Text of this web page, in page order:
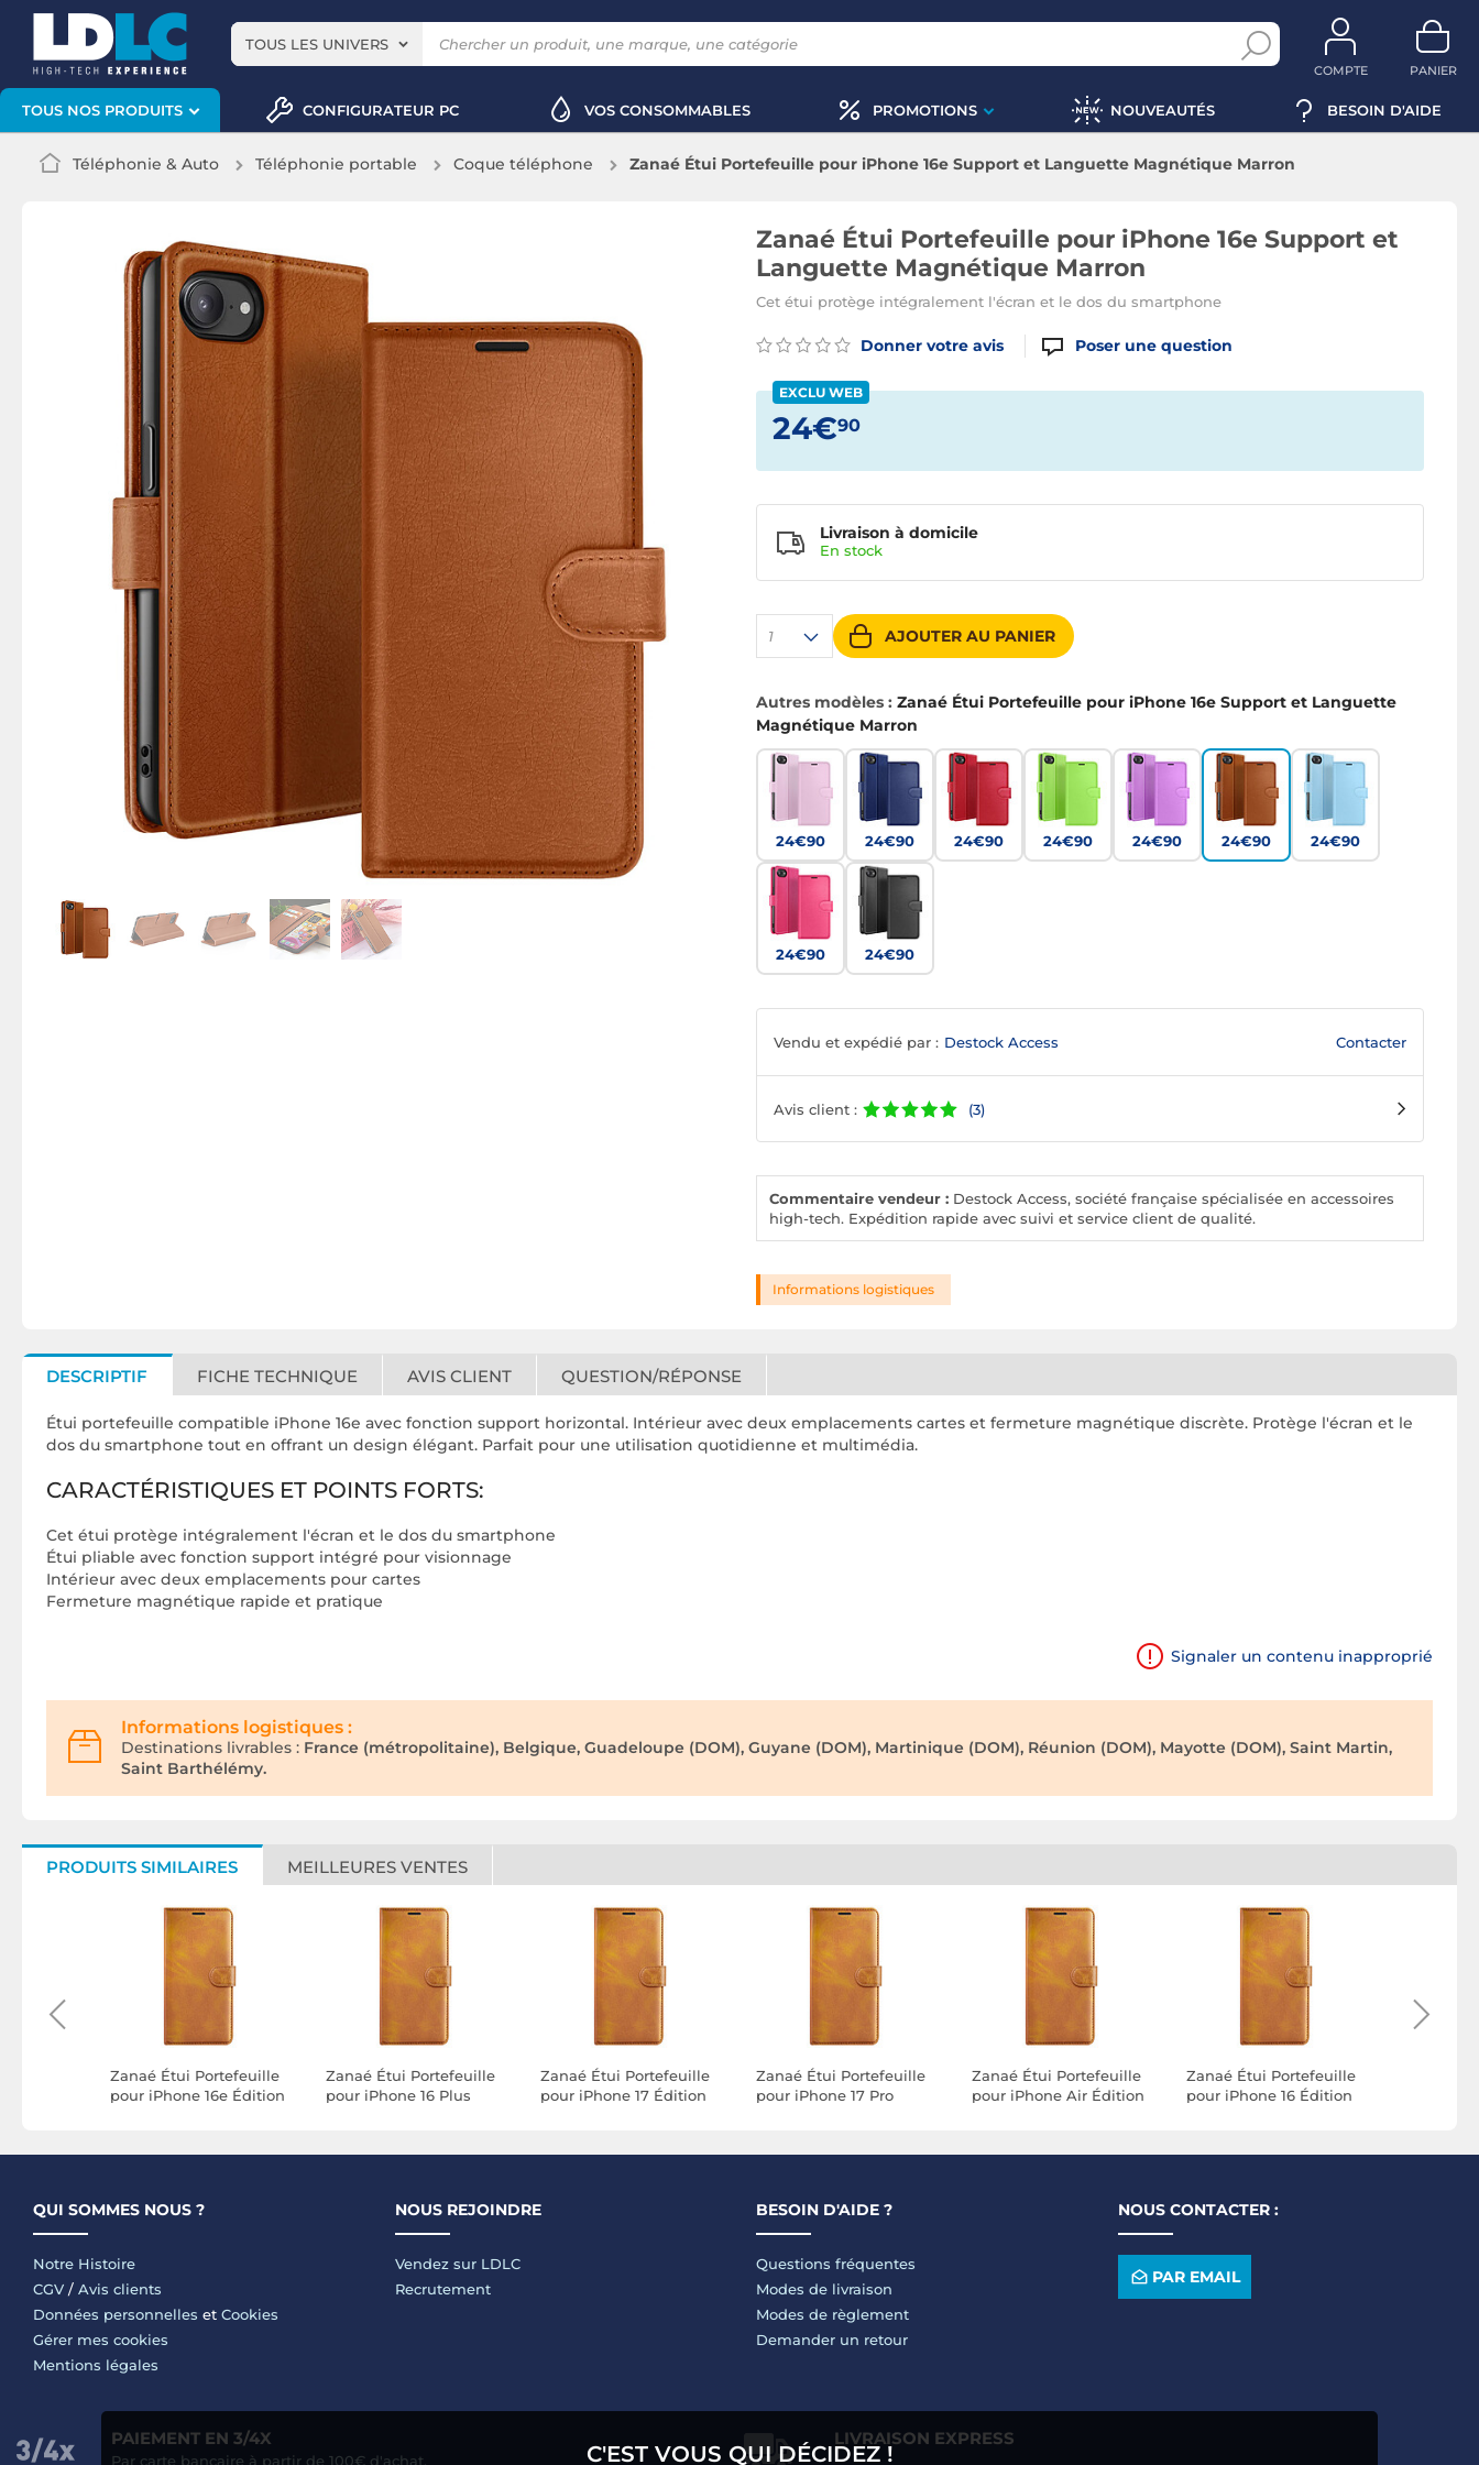
TOUS LES UNIVERS
COMPTE PANIER
TOUS NOS PRODUITS CONFIGURATEUR PC VOS CONSOMMABLES PROMOTIONS NOUVEAUTÉS BESOIN D'AIDE
C'EST VOUS QUI DÉCIDEZ !
Téléphonie & Auto Téléphonie portable Coque téléphone Zanaé Étui Portefeuille pour iPhone 16e Support et Languette Magnétique Marron
Zanaé Étui Portefeuille pour iPhone 16e Support et
Languette Magnétique Marron
Cet étui protège intégralement l'écran et le dos du smartphone
Donner votre avis Poser une question
EXCLU WEB
24€90
1 AJOUTER AU PANIER
Livraison à domicile
En stock
Autres modèles : Zanaé Étui Portefeuille pour iPhone 16e Support et Languette
Magnétique Marron
24€90 24€90 24€90 24€90 24€90 24€90 24€90
24€90 24€90
Vendu et expédié par : Destock Access Contacter
Avis client : (3)
Commentaire vendeur : Destock Access, société française spécialisée en accessoires
high-tech. Expédition rapide avec suivi et service client de qualité.
Informations logistiques
DESCRIPTIF FICHE TECHNIQUE AVIS CLIENT QUESTION/RÉPONSE
Étui portefeuille compatible iPhone 16e avec fonction support horizontal. Intérieur avec deux emplacements cartes et fermeture magnétique discrète. Protège l'écran et le
dos du smartphone tout en offrant un design élégant. Parfait pour une utilisation quotidienne et multimédia.
CARACTÉRISTIQUES ET POINTS FORTS:
Cet étui protège intégralement l'écran et le dos du smartphone
Étui pliable avec fonction support intégré pour visionnage
Intérieur avec deux emplacements pour cartes
Fermeture magnétique rapide et pratique
Signaler un contenu inapproprié
Informations logistiques :
Destinations livrables : France (métropolitaine), Belgique, Guadeloupe (DOM), Guyane (DOM), Martinique (DOM), Réunion (DOM), Mayotte (DOM), Saint Martin,
Saint Barthélémy.
PRODUITS SIMILAIRES MEILLEURES VENTES
Zanaé Étui Portefeuille
pour iPhone 16e Édition
Zanaé Étui Portefeuille
pour iPhone 16 Plus
Marron clair
Zanaé Étui Portefeuille
pour iPhone 17 Édition
Zanaé Étui Portefeuille
pour iPhone 17 Pro
Marron clair
Zanaé Étui Portefeuille
pour iPhone Air Édition
Zanaé Étui Portefeuille
pour iPhone 16 Édition
Marron
QUI SOMMES NOUS ?
Notre Histoire
CGV / Avis clients
Données personnelles et Cookies
Gérer mes cookies
Mentions légales
NOUS REJOINDRE
Vendez sur LDLC
Recrutement
BESOIN D'AIDE ?
Questions fréquentes
Modes de livraison
Modes de règlement
Demander un retour
NOUS CONTACTER :
PAR EMAIL
PAIEMENT EN 3/4X
Par carte bancaire à partir de 100€ d'achat.
LIVRAISON EXPRESS